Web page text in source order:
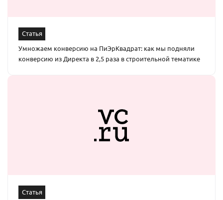
Статья
Умножаем конверсию на ПиЭрКвадрат: как мы подняли
конверсию из Директа в 2,5 раза в строительной тематике
Статья